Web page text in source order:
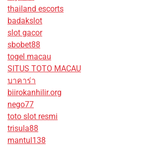
thailand escorts
badakslot
slot gacor
sbobet88
togel macau
SITUS TOTO MACAU
บาคาร่า
biirokanhilir.org
nego77
toto slot resmi
trisula88
mantul138